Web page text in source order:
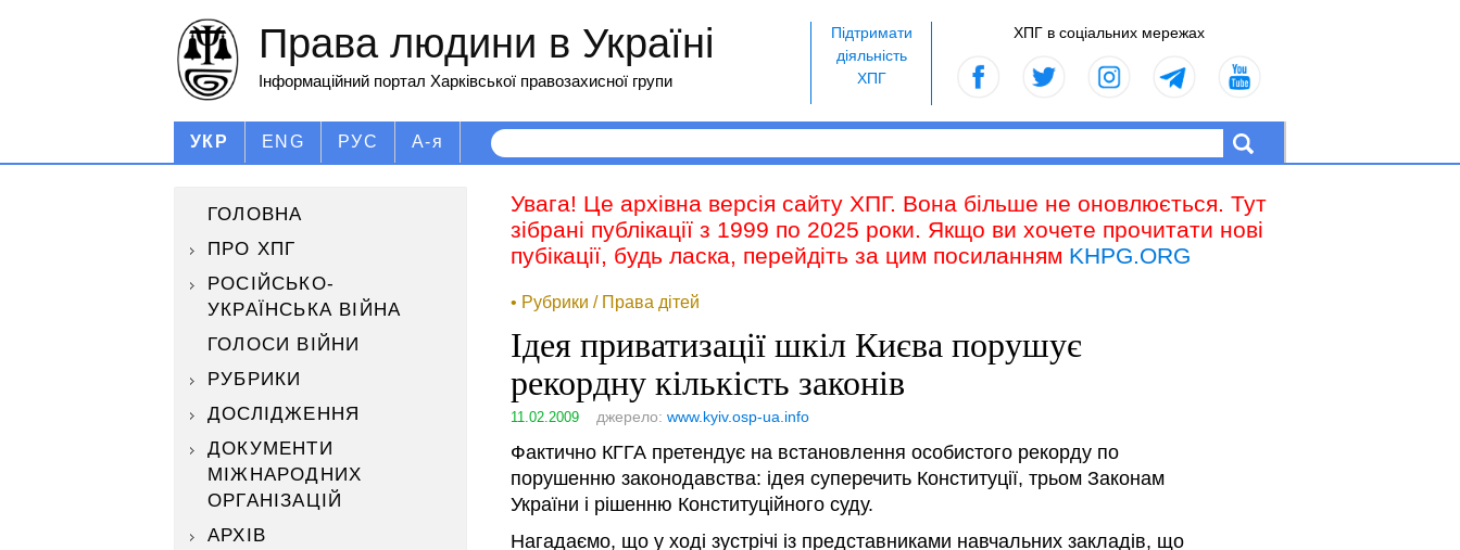
ХПГ в соціальних мережах
Підтримати
діяльність
ХПГ
Права людини в Україні
Інформаційний портал Харківської правозахисної групи
УКР ENG РУС А-я
ГОЛОВНА
ПРО ХПГ
РОСІЙСЬКО-
УКРАЇНСЬКА ВІЙНА
ГОЛОСИ ВІЙНИ
РУБРИКИ
ДОСЛІДЖЕННЯ
ДОКУМЕНТИ
МІЖНАРОДНИХ
ОРГАНІЗАЦІЙ
АРХІВ
Увага! Це архівна версія сайту ХПГ. Вона більше не оновлюється. Тут
зібрані публікації з 1999 по 2025 роки. Якщо ви хочете прочитати нові
пубікації, будь ласка, перейдіть за цим посиланням KHPG.ORG
• Рубрики / Права дітей
Ідея приватизації шкіл Києва порушує
рекордну кількість законів
11.02.2009 джерело: www.kyiv.osp-ua.info
Фактично КГГА претендує на встановлення особистого рекорду по
порушенню законодавства: ідея суперечить Конституції, трьом Законам
України і рішенню Конституційного суду.
Нагадаємо, що у ході зустрічі із представниками навчальних закладів, що